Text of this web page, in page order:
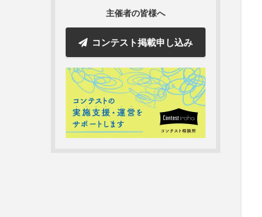
主催者の皆様へ
コンテスト掲載申し込み